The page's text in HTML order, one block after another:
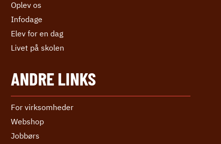
Oplev os
Infodage
Elev for en dag
Livet på skolen
ANDRE LINKS
For virksomheder
Webshop
Jobbørs